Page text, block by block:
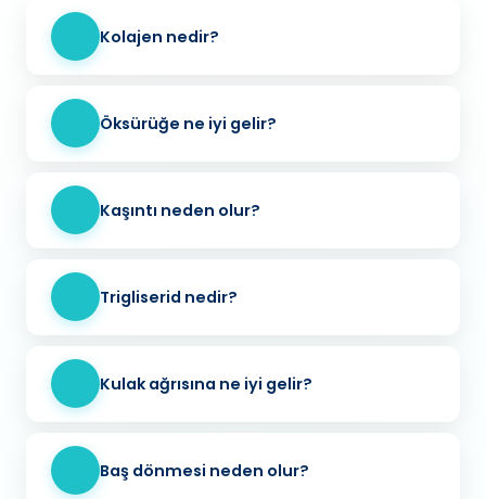
Kolajen nedir?
Öksürüğe ne iyi gelir?
Kaşıntı neden olur?
Trigliserid nedir?
Kulak ağrısına ne iyi gelir?
Baş dönmesi neden olur?